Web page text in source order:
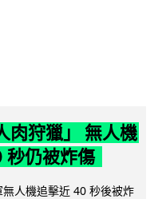
肉狩獵」 無人機
秒仍被炸傷
人機追擊近 40 秒後被炸